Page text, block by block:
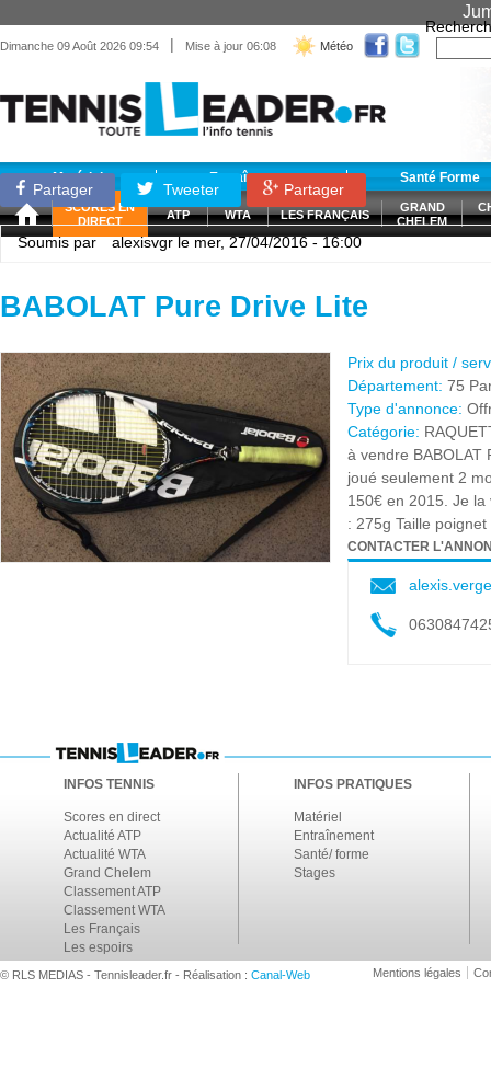
Dimanche 09 Août 2026 09:54 | Mise à jour 06:08 Météo
Matériel Entraînement Santé Forme
SCORES EN
DIRECT
ATP WTA LES FRANÇAIS
GRAND
CHELEM
Partager Tweeter Partager
Soumis par alexisvgrle mer, 27/04/2016 - 16:00
BABOLAT Pure Drive Lite
Prix du produit /
Département: 75
Type d'annonce:
Catégorie:
à vendre BABOLAT
joué seulement 2
150€ en 2015. Je
: 275g Taille
CONTACTER
INFOS TENNIS
Scores en direct
Actualité ATP
Actualité WTA
Grand Chelem
Classement ATP
Classement WTA
Les Français
Les espoirs
INFOS PRATIQUES
Matériel
Entraînement
Santé/ forme
Stages
© RLS MEDIAS - Tennisleader.fr - Réalisation : Canal-Web Mentions légales